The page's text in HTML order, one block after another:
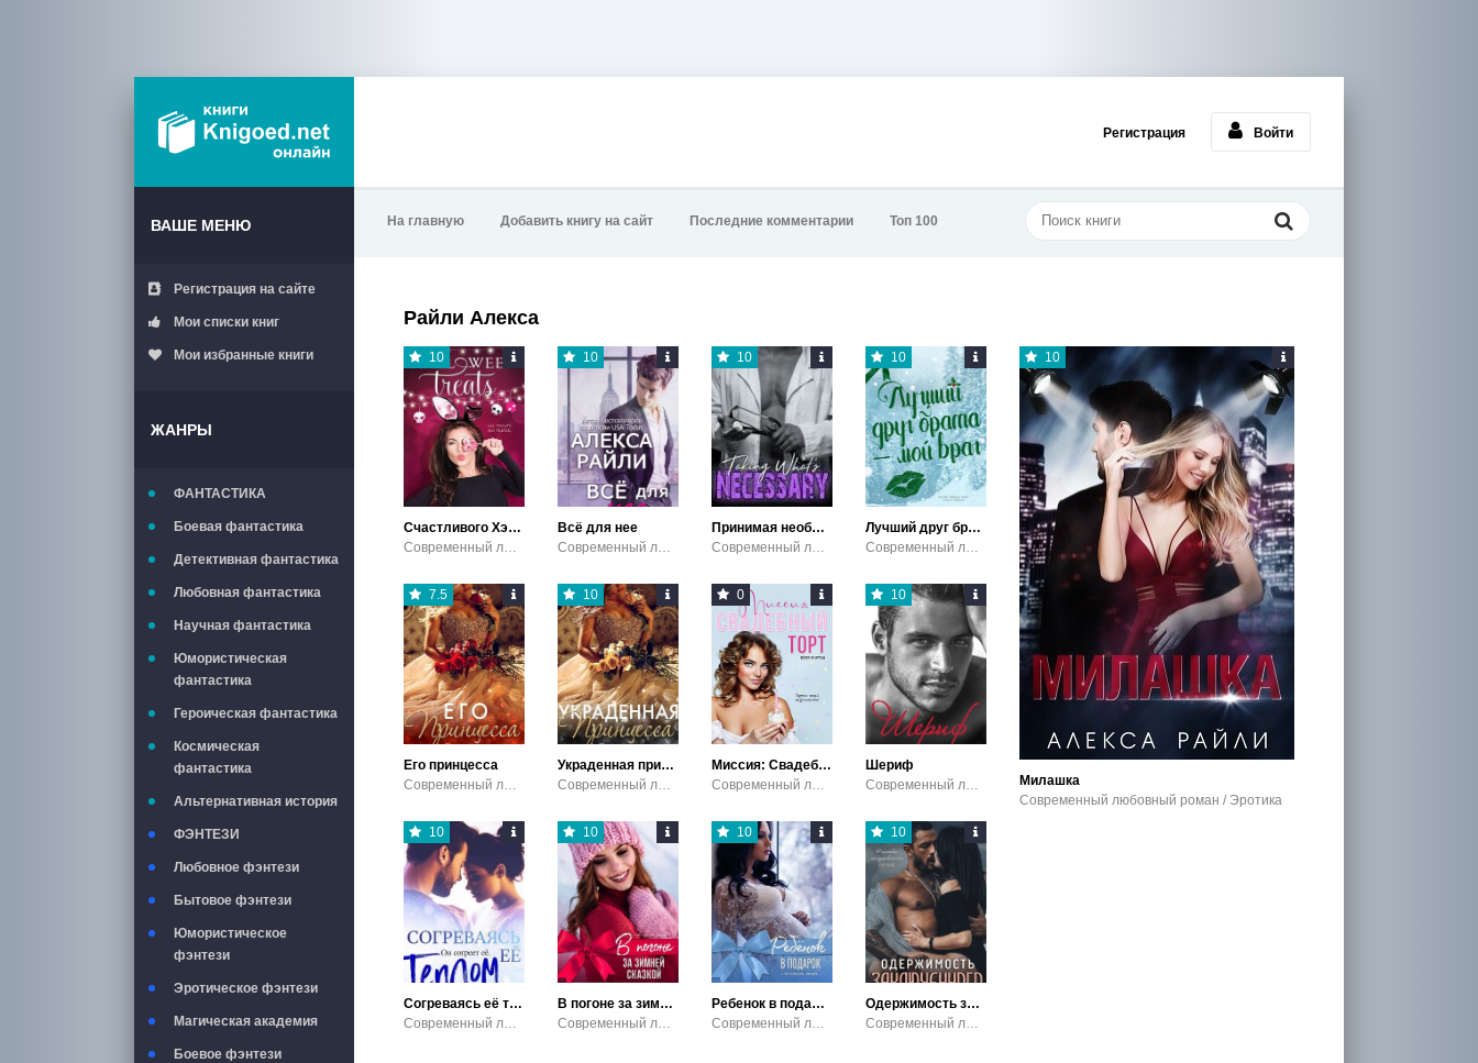
Регистрация Войти
ВАШЕ МЕНЮ
Регистрация на сайте
Мои списки книг
Мои избранные книги
ЖАНРЫ
ФАНТАСТИКА
Боевая фантастика
Детективная фантастика
Любовная фантастика
Научная фантастика
Юмористическая
фантастика
Героическая фантастика
Космическая
фантастика
Альтернативная история
ФЭНТЕЗИ
Любовное фэнтези
Бытовое фэнтези
Юмористическое
фэнтези
Эротическое фэнтези
Магическая академия
Боевое фэнтези
На главную Добавить книгу на сайт Последние комментарии Топ 100
Райли Алекса
10
Счастливого Хэллоуина
Современный любовный роман / Эротика
10
Всё для нее
Современный любовный роман
10
Принимая необходимое
Современный любовный роман
10
Лучший друг брата - мой враг
Современный любовный роман / Эротика
10
Милашка
Современный любовный роман / Эротика
7.5
Его принцесса
Современный любовный роман / Эротика
10
Украденная принцесса
Современный любовный роман / Эротика
0
Миссия: Свадебный торт
Современный любовный роман / Эротика
10
Шериф
Современный любовный роман / Эротика
10
Согреваясь её теплом
10
В погоне за зимней сказкой
10
Ребенок в подарок
10
Одержимость заключённого